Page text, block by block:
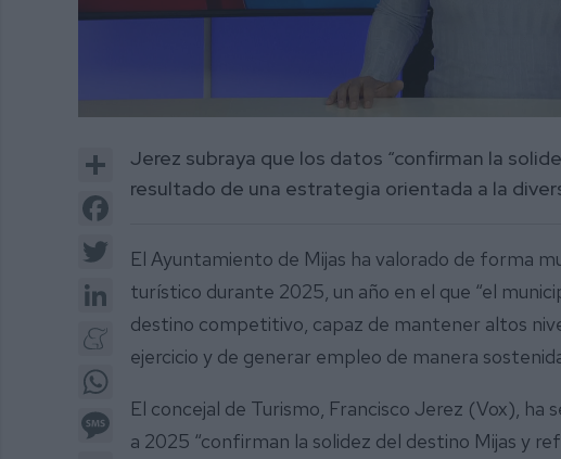
2
minutes,
49
seconds
Share
Facebook
LinkedIn
Meneame
WhatsApp
Message
Jerez subraya que los datos “confirman la
resultado de una estrategia orientada a la
El Ayuntamiento de Mijas ha valorado de forma
turístico durante 2025, un año en el que “el
destino competitivo, capaz de mantener altos
ejercicio y de generar empleo de manera
El concejal de Turismo, Francisco Jerez (Vox),
a 2025 “confirman la solidez del destino Mijas y